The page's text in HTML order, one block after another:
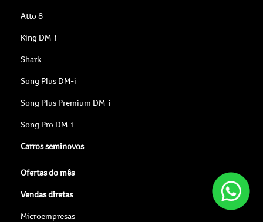
Atto 8
King DM-i
Shark
Song Plus DM-i
Song Plus Premium DM-i
Song Pro DM-i
Carros seminovos
Ofertas do mês
Vendas diretas
Microempresas